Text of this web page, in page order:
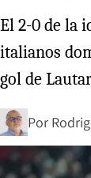
El 2-0 de la
italianos
gol de
Por